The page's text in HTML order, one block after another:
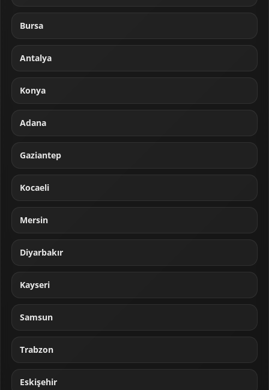
Bursa
Antalya
Konya
Adana
Gaziantep
Kocaeli
Mersin
Diyarbakır
Kayseri
Samsun
Trabzon
Eskişehir